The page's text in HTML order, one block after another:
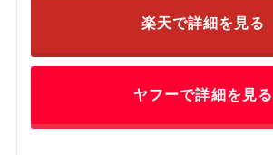
楽天で詳細を見る
ヤフーで詳細を見る